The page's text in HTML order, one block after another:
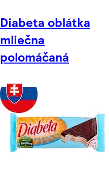
Diabeta oblátka
mliečna
polomáčaná